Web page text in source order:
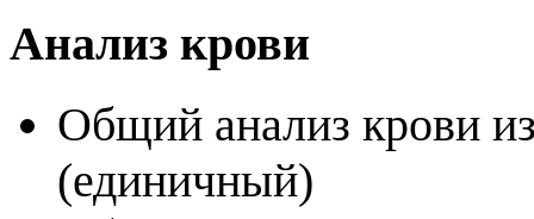
Анализ крови
Общий анализ крови
(единичный)